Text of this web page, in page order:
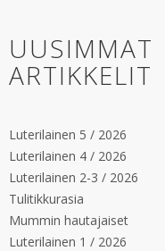
UUSIMMAT
ARTIKKELIT
Luterilainen 5 / 2026
Luterilainen 4 / 2026
Luterilainen 2-3 / 2026
Tulitikkurasia
Mummin hautajaiset
Luterilainen 1 / 2026